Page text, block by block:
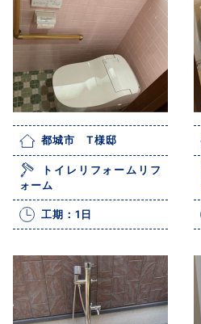
都城市 T様邸
トイレリフォームリフ
ォーム
工期：1日